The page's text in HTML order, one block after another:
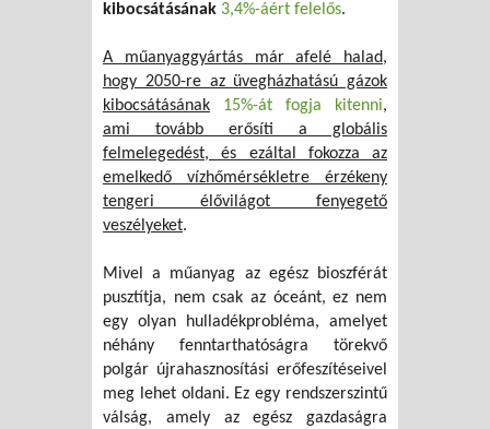
kibocsátásának 3,4%-áért felelős.
A műanyaggyártás már afelé halad,
hogy 2050-re az üvegházhatású gázok
kibocsátásának 15%-át fogja kitenni,
ami tovább erősíti a globális
felmelegedést, és ezáltal fokozza az
emelkedő vízhőmérsékletre érzékeny
tengeri élővilágot fenyegető
veszélyeket.
Mivel a műanyag az egész bioszférát
pusztítja, nem csak az óceánt, ez nem
egy olyan hulladékprobléma, amelyet
néhány fenntarthatóságra törekvő
polgár újrahasznosítási erőfeszítéseivel
meg lehet oldani. Ez egy rendszerszintű
válság, amely az egész gazdaságra